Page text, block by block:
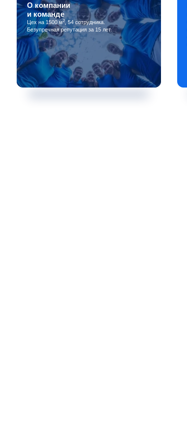
О компании
и команде
Цех на 1500 м2, 54 сотрудника.
Безупречная репутация за 15 лет.